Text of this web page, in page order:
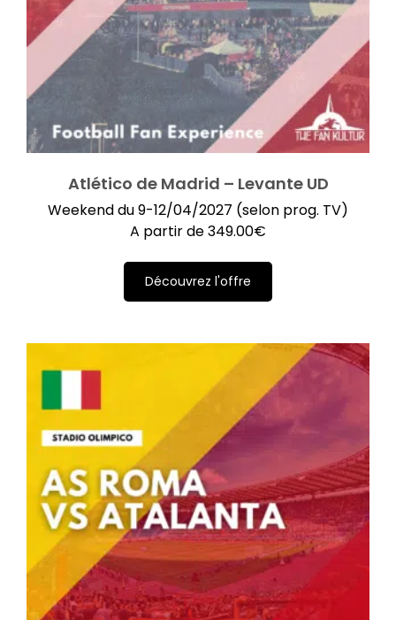
Atlético de Madrid – Levante UD
Weekend du 9-12/04/2027 (selon prog. TV)
A partir de349.00€
Découvrez l'offre